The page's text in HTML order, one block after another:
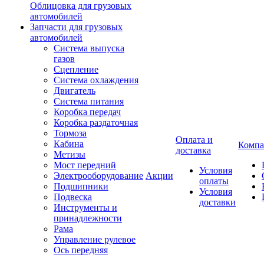
Облицовка для грузовых
автомобилей
Запчасти для грузовых
автомобилей
Система выпуска
газов
Сцепление
Система охлаждения
Двигатель
Система питания
Коробка передач
Коробка раздаточная
Тормоза
Кабина
Метизы
Мост передний
Электрооборудование
Подшипники
Подвеска
Инструменты и
принадлежности
Рама
Управление рулевое
Ось передняя
Акции
Оплата и
доставка
Условия
оплаты
Условия
доставки